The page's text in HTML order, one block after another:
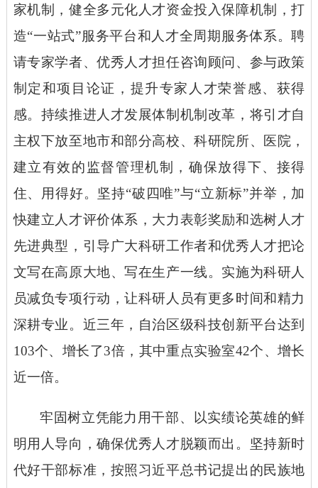
家机制，健全多元化人才资金投入保障机制，打
造“一站式”服务平台和人才全周期服务体系。聘
请专家学者、优秀人才担任咨询顾问、参与政策
制定和项目论证，提升专家人才荣誉感、获得
感。持续推进人才发展体制机制改革，将引才自
主权下放至地市和部分高校、科研院所、医院，
建立有效的监督管理机制，确保放得下、接得
住、用得好。坚持“破四唯”与“立新标”并举，加
快建立人才评价体系，大力表彰奖励和选树人才
先进典型，引导广大科研工作者和优秀人才把论
文写在高原大地、写在生产一线。实施为科研人
员减负专项行动，让科研人员有更多时间和精力
深耕专业。近三年，自治区级科技创新平台达到
103个、增长了3倍，其中重点实验室42个、增长
近一倍。
牢固树立凭能力用干部、以实绩论英雄的鲜
明用人导向，确保优秀人才脱颖而出。坚持新时
代好干部标准，按照习近平总书记提出的民族地